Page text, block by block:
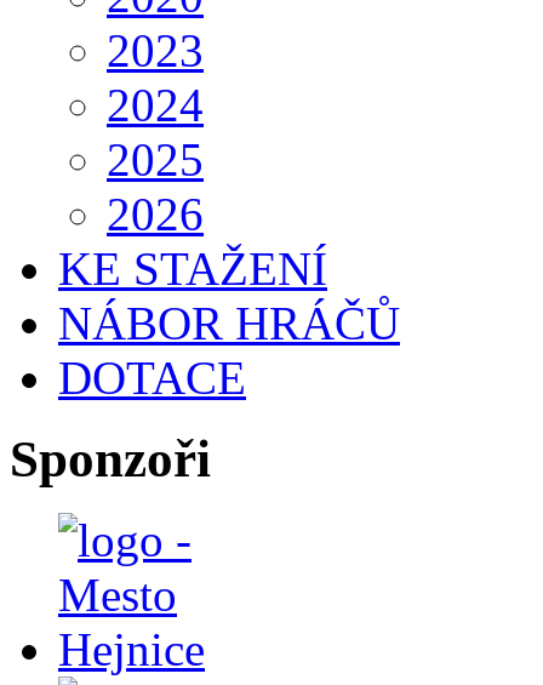
2023
2024
2025
2026
KE STAŽENÍ
NÁBOR HRÁČŮ
DOTACE
Sponzoři